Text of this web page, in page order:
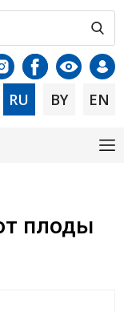
RU BY EN
плоды